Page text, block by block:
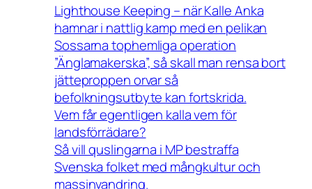
Lighthouse Keeping – när Kalle Anka
hamnar i nattlig kamp med en pelikan
Sossarna tophemliga operation
”Änglamakerska”, så skall man rensa bort
jätteproppen orvar så
befolkningsutbyte kan fortskrida.
Vem får egentligen kalla vem för
landsförrädare?
Så vill quslingarna i MP bestraffa
Svenska folket med mångkultur och
massinvandring.